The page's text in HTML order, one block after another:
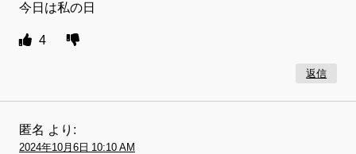
今日は私の日
4
返信
匿名 より:
2024年10月6日 10:10 AM